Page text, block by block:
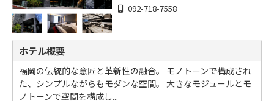
092-718-7558
ホテル概要
福岡の伝統的な意匠と革新性の融合。 モノトーンで構成され
た、シンプルながらもモダンな空間。 大きなモジュールとモ
ノトーンで空間を構成し...